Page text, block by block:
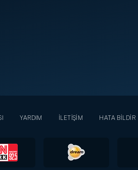
YARDIM İLETİŞİM HATA BİLDİR